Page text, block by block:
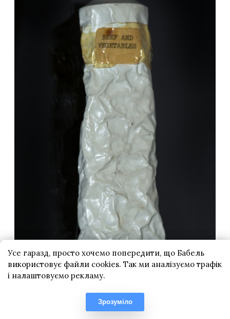
Усе гаразд, просто хочемо попередити, що Бабель
використовує файли cookies. Так ми аналізуємо трафік
і налаштовуємо рекламу.
Зрозуміло